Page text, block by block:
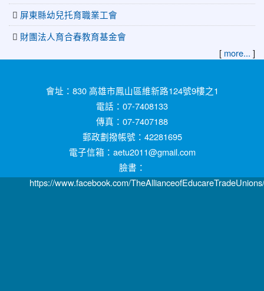
屏東縣幼兒托育職業工會
財團法人育合春教育基金會
[ more... ]
會址：830 高雄市鳳山區維新路124號9樓之1
電話：07-7408133
傳真：07-7407188
郵政劃撥帳號：42281695
電子信箱：aetu2011@gmail.com
臉書：
https://www.facebook.com/TheAllianceofEducareTradeUnions/